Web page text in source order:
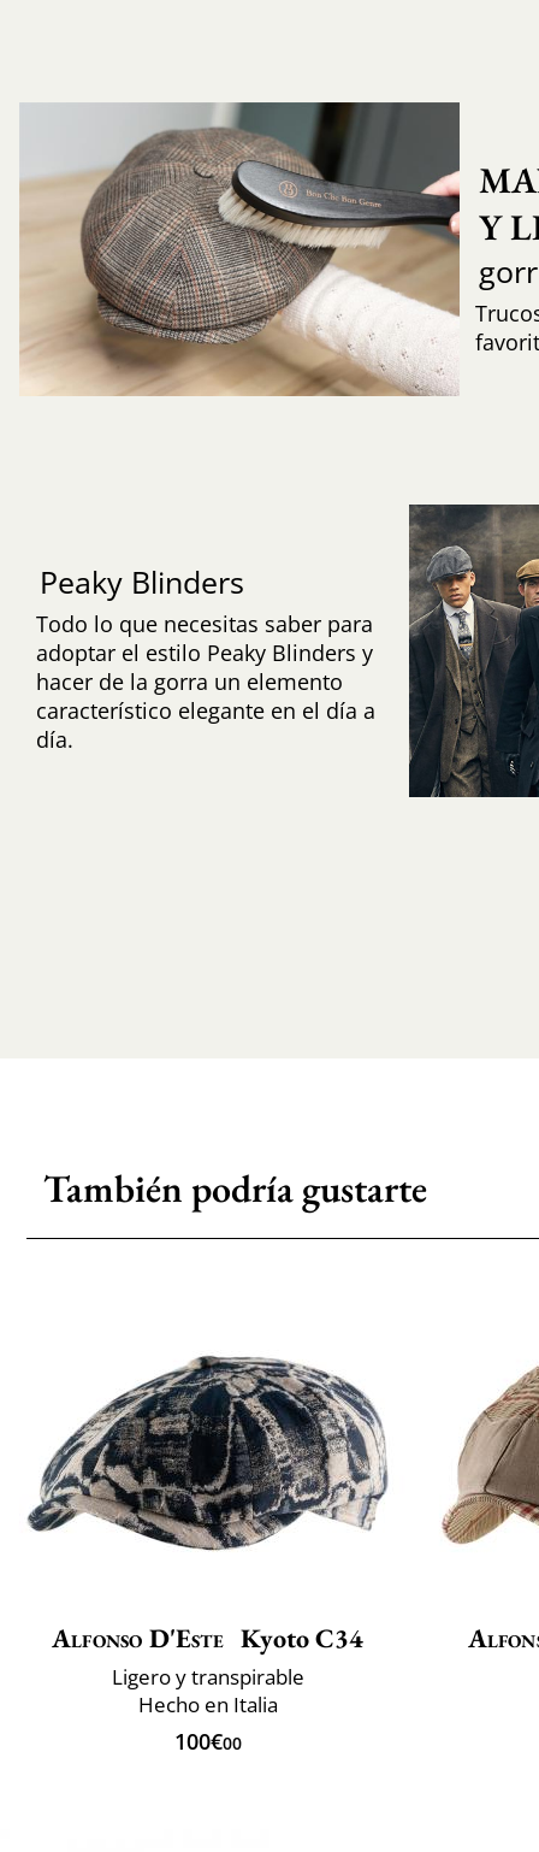
Y
Peaky Blinders
Todo lo que necesitas saber para
adoptar el estilo Peaky Blinders y
hacer de la gorra un elemento
característico elegante en el día a
día.
También podría gustarte
Alfonso D'Este Kyoto C34
Ligero y transpirable
Hecho en Italia
100€00